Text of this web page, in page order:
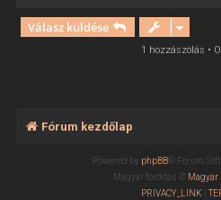
Válasz küldése
1 hozzászólás •
Fórum kezdőlap
Powered by phpBB® Forum
Magyar fordítás © Magyar
PRIVACY_LINK |